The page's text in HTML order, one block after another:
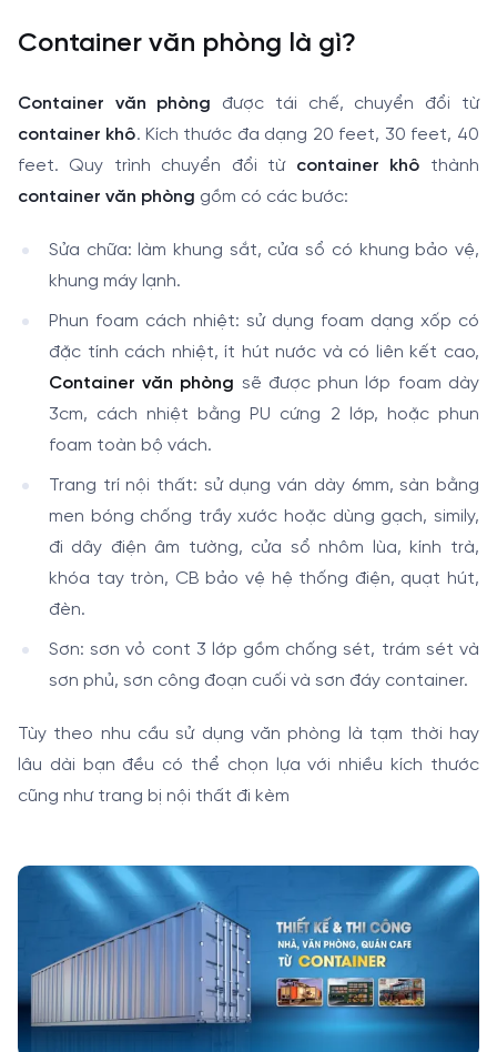
Container văn phòng là gì?
Container văn phòng được tái chế, chuyển đổi từ
container khô. Kích thước đa dạng 20 feet, 30 feet, 40
feet. Quy trình chuyển đổi từ container khô thành
container văn phòng gồm có các bước:
Sửa chữa: làm khung sắt, cửa sổ có khung bảo vệ,
khung máy lạnh.
Phun foam cách nhiệt: sử dụng foam dạng xốp có
đặc tính cách nhiệt, ít hút nước và có liên kết cao,
Container văn phòng sẽ được phun lớp foam dày
3cm, cách nhiệt bằng PU cứng 2 lớp, hoặc phun
foam toàn bộ vách.
Trang trí nội thất: sử dụng ván dày 6mm, sàn bằng
men bóng chống trầy xước hoặc dùng gạch, simily,
đi dây điện âm tường, cửa sổ nhôm lùa, kính trà,
khóa tay tròn, CB bảo vệ hệ thống điện, quạt hút,
đèn.
Sơn: sơn vỏ cont 3 lớp gồm chống sét, trám sét và
sơn phủ, sơn công đoạn cuối và sơn đáy container.
Tùy theo nhu cầu sử dụng văn phòng là tạm thời hay
lâu dài bạn đều có thể chọn lựa với nhiều kích thước
cũng như trang bị nội thất đi kèm